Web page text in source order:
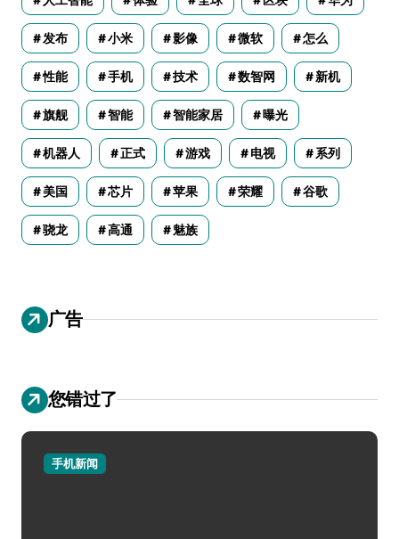
发布 小米 影像 微软 怎么
性能 手机 技术 数智网 新机
旗舰 智能 智能家居 曝光
机器人 正式 游戏 电视 系列
美国 芯片 苹果 荣耀 谷歌
骁龙 高通 魅族
广告
您错过了
手机新闻